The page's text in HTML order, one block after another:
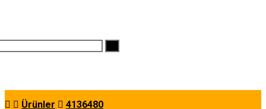
Ürünler 4136480